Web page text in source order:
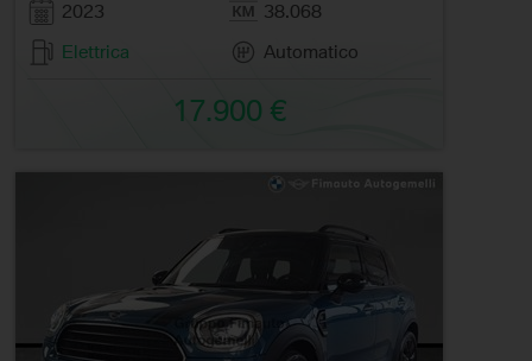
2023
38.068
Elettrica
Automatico
17.900 €